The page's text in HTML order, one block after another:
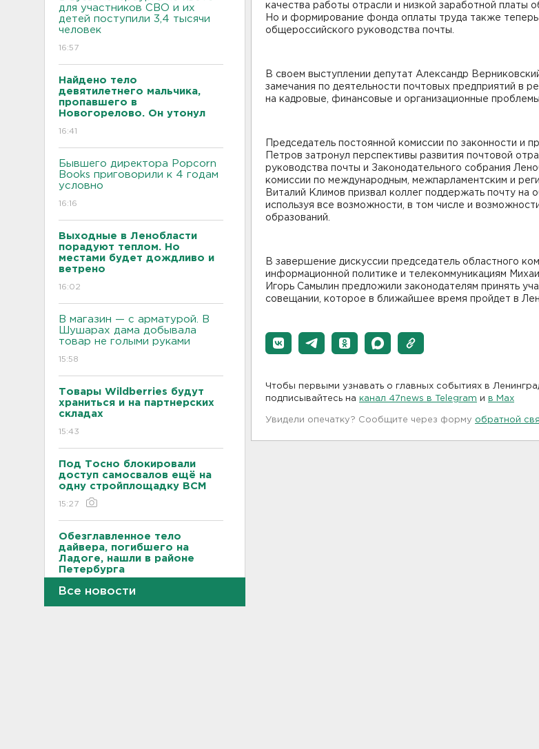
для участников СВО и их
детей поступили 3,4 тысячи
человек
16:57
Найдено тело
девятилетнего мальчика,
пропавшего в
Новогорелово. Он утонул
16:41
Бывшего директора Popcorn
Books приговорили к 4 годам
условно
16:16
Выходные в Ленобласти
порадуют теплом. Но
местами будет дождливо и
ветрено
16:02
В магазин — с арматурой. В
Шушарах дама добывала
товар не голыми руками
15:58
Товары Wildberries будут
храниться и на партнерских
складах
15:43
Под Тосно блокировали
доступ самосвалов ещё на
одну стройплощадку ВСМ
15:27
Обезглавленное тело
дайвера, погибшего на
Ладоге, нашли в районе
Петербурга
15:12
Все новости
качества работы отрасли и низкой заработной платы
Но и формирование фонда оплаты труда также теперь
общероссийского руководства почты.
В своем выступлении депутат Александр
замечания по деятельности почтовых предприятий в
на кадровые, финансовые и организационные проблемы
Председатель постоянной комиссии по законности и
Петров затронул перспективы развития почтовой
руководства почты и Законодательного собрания
комиссии по международным, межпарламентским и
Виталий Климов призвал коллег поддержать почту на
используя все возможности, в том числе и
образований.
В завершение дискуссии председатель областного
информационной политике и телекоммуникациям
Игорь Самылин предложили законодателям принять
совещании, которое в ближайшее время пройдет в
Чтобы первыми узнавать о главных событиях в
подписывайтесь на канал 47news в Telegram и в Maх
Увидели опечатку? Сообщите через форму обратной